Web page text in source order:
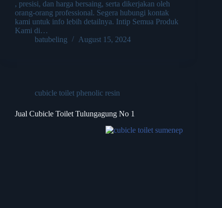
, presisi, dan harga bersaing, serta dikerjakan oleh
orang-orang professional. Segera hubungi kontak
kami untuk info lebih detailnya. Intip Semua Produk
Kami di…
batubeling
August 15, 2024
cubicle toilet phenolic resin
Jual Cubicle Toilet Tulungagung No 1